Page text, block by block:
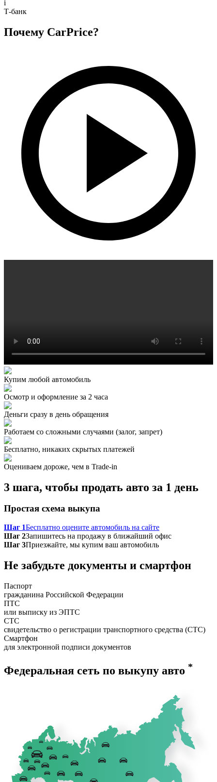
i
Т-банк
Почему CarPrice?
Купим любой автомобиль
Осмотр и оформление за 2 часа
Деньги сразу в день обращения
Работаем со сложными случаями (залог, запрет)
Бесплатно, никаких скрытых платежей
Оцениваем дороже, чем в Trade‑in
3 шага, чтобы продать авто за 1 день
Простая схема выкупа
Шаг 1Бесплатно оцените автомобиль на сайте
Шаг 2Запишитесь на продажу в ближайший офис
Шаг 3Приезжайте, мы купим ваш автомобиль
Не забудьте документы и смартфон
Паспорт
гражданина Российской Федерации
ПТС
или выписку из ЭПТС
СТС
свидетельство о регистрации транспортного средства (СТС)
Смартфон
для электронной подписи документов
Федеральная сеть по выкупу авто *